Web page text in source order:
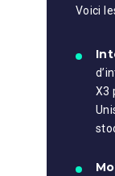
Voici
X3